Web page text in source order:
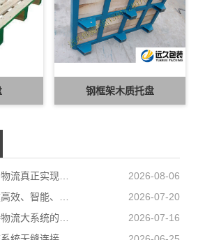
钢框架木质托盘
2026-08-06
2026-07-20
2026-07-16